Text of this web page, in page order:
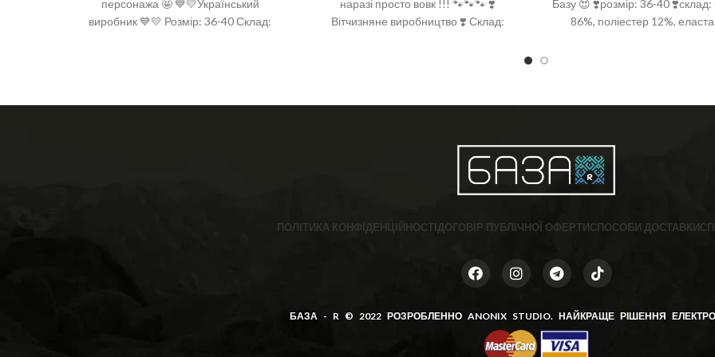
персонажа 🤩 💙💛Український
виробник 💙💛 Розмір: 36-40 Склад:
наразі просто вовк !!! 🐾🐾🐾 ❣️
Вітчизняне виробництво ❣️ Склад:
Базу 😍 ❣️розмір: 36-40 ❣️склад:
86%, поліестер 12%,
ПОЛІТИКА КОНФІДЕНЦІЙНОСТІДОГОВІР ПУБЛІЧНОЇ ОФЕРТИСПОСОБИ ДОСТАВКИ
БАЗА - R © 2022 РОЗРОБЛЕННО ANONIX STUDIO. НАЙКРАЩЕ РІШЕННЯ